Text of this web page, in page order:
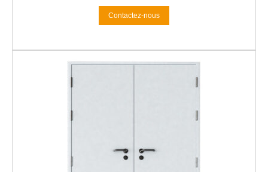
Contactez-nous